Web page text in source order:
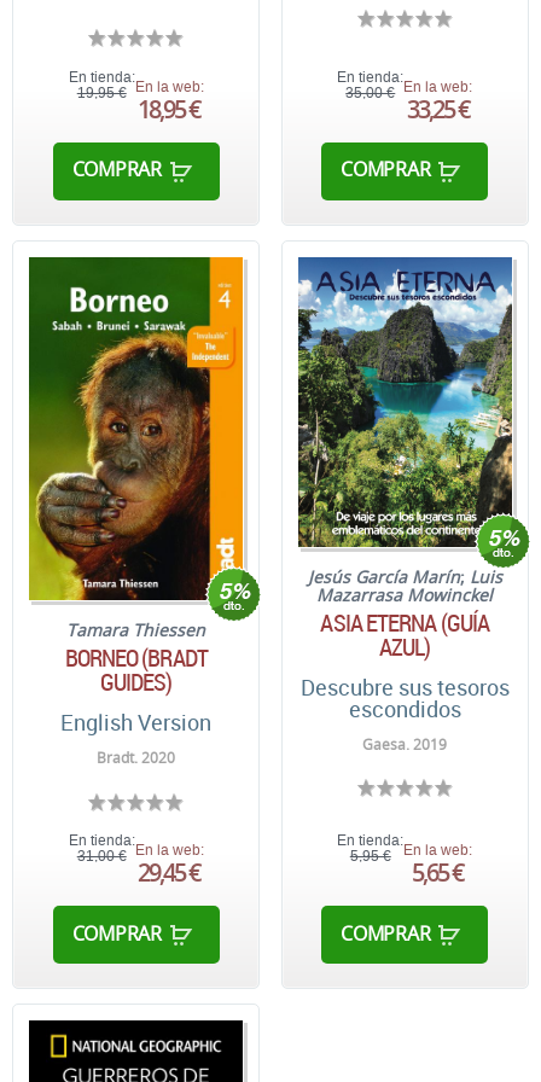
En tienda:
19,95 € En la web:
18,95 €
COMPRAR
En tienda:
35,00 € En la web:
33,25 €
COMPRAR
Tamara Thiessen
BORNEO (BRADT
GUIDES)
English Version
Bradt. 2020
En tienda:
31,00 € En la web:
29,45 €
COMPRAR
Jesús García Marín; Luis
Mazarrasa Mowinckel
ASIA ETERNA (GUÍA
AZUL)
Descubre sus tesoros
escondidos
Gaesa. 2019
En tienda:
5,95 €
En la web:
5,65 €
COMPRAR